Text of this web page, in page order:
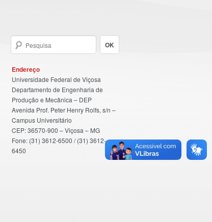
Endereço
Universidade Federal de Viçosa
Departamento de Engenharia de
Produção e Mecânica – DEP
Avenida Prof. Peter Henry Rolfs, s/n –
Campus Universitário
CEP: 36570-900 – Viçosa – MG
Fone: (31) 3612-6500 / (31) 3612-
6450